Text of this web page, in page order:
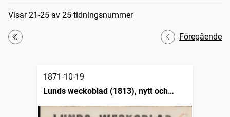
Sökresultat
Visar 21-25 av 25 tidningsnummer
Första
Föregående
1871-10-19
Lunds weckoblad (1813), nytt och
gammalt